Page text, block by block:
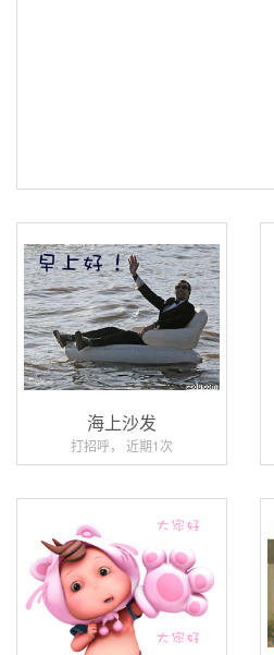
海上沙发
打招呼， 近期1次